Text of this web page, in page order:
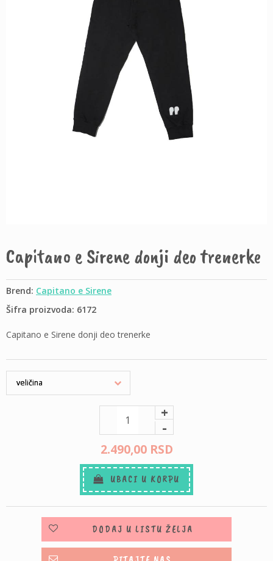
Capitano e Sirene donji deo trenerke
Brend: Capitano e Sirene
Šifra proizvoda: 6172
Capitano e Sirene donji deo trenerke
+
-
2.490,00 RSD
UBACI U KORPU
DODAJ U LISTU ŽELJA